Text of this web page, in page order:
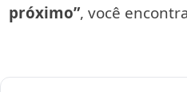
próximo”, você